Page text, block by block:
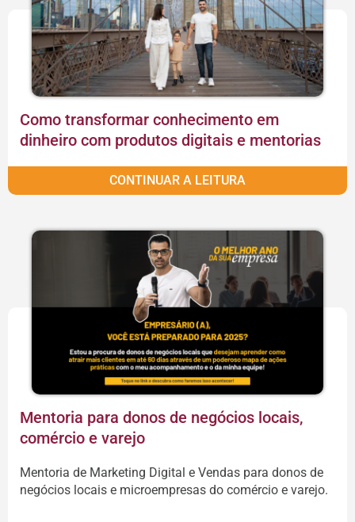
Como transformar conhecimento em
dinheiro com produtos digitais e mentorias
CONTINUAR A LEITURA
Mentoria para donos de negócios locais,
comércio e varejo
Mentoria de Marketing Digital e Vendas para donos de
negócios locais e microempresas do comércio e varejo.